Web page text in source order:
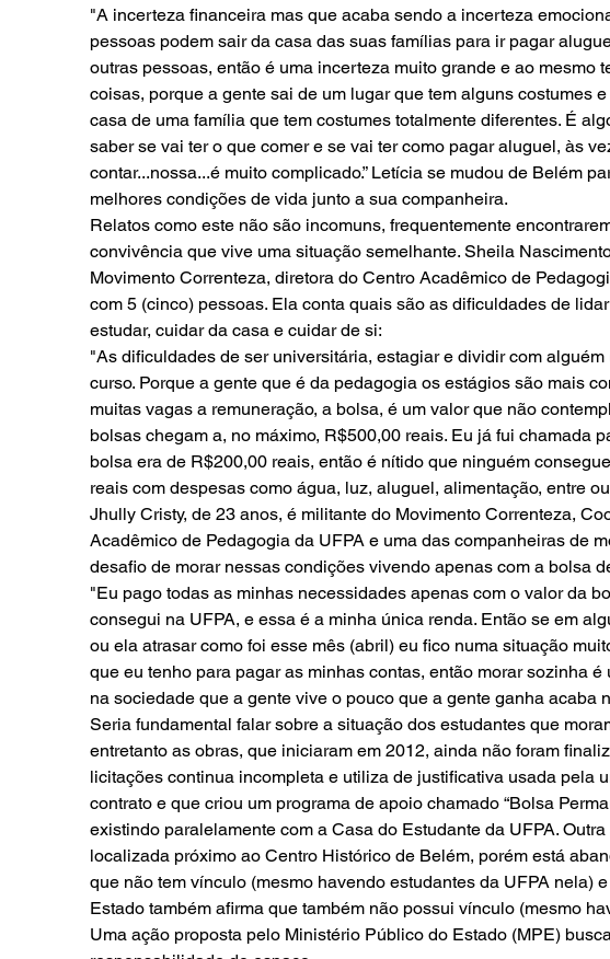
"A incerteza financeira mas que acaba sendo a incerteza
pessoas podem sair da casa das suas famílias para ir pagar
outras pessoas, então é uma incerteza muito grande e ao mesmo
coisas, porque a gente sai de um lugar que tem alguns costumes
casa de uma família que tem costumes totalmente diferentes. É
saber se vai ter o que comer e se vai ter como pagar aluguel, às
contar...nossa...é muito complicado.” Letícia se mudou de Belém
melhores condições de vida junto a sua companheira.
Relatos como este não são incomuns, frequentemente
convivência que vive uma situação semelhante. Sheila
Movimento Correnteza, diretora do Centro Acadêmico de
com 5 (cinco) pessoas. Ela conta quais são as dificuldades de
estudar, cuidar da casa e cuidar de si:
"As dificuldades de ser universitária, estagiar e dividir com
curso. Porque a gente que é da pedagogia os estágios são mais
muitas vagas a remuneração, a bolsa, é um valor que não
bolsas chegam a, no máximo, R$500,00 reais. Eu já fui chamada
bolsa era de R$200,00 reais, então é nítido que ninguém
reais com despesas como água, luz, aluguel, alimentação, entre
Jhully Cristy, de 23 anos, é militante do Movimento Correnteza,
Acadêmico de Pedagogia da UFPA e uma das companheiras de
desafio de morar nessas condições vivendo apenas com a bolsa
"Eu pago todas as minhas necessidades apenas com o valor da
consegui na UFPA, e essa é a minha única renda. Então se em
ou ela atrasar como foi esse mês (abril) eu fico numa situação
que eu tenho para pagar as minhas contas, então morar sozinha
na sociedade que a gente vive o pouco que a gente ganha acaba
Seria fundamental falar sobre a situação dos estudantes que
entretanto as obras, que iniciaram em 2012, ainda não foram
licitações continua incompleta e utiliza de justificativa usada pela
contrato e que criou um programa de apoio chamado “Bolsa
existindo paralelamente com a Casa do Estudante da UFPA.
localizada próximo ao Centro Histórico de Belém, porém está
que não tem vínculo (mesmo havendo estudantes da UFPA nela)
Estado também afirma que também não possui vínculo (mesmo
Uma ação proposta pelo Ministério Público do Estado (MPE)